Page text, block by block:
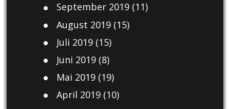
September 2019(11)
August 2019(15)
Juli 2019(15)
Juni 2019(8)
Mai 2019(19)
April 2019(10)